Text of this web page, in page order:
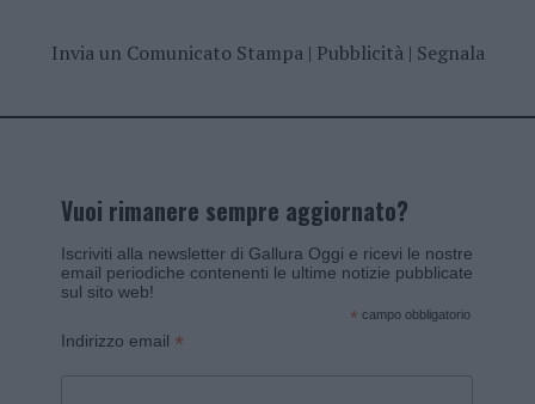
Invia un Comunicato Stampa| Pubblicità| Segnala
Vuoi rimanere sempre aggiornato?
Iscriviti alla newsletter di Gallura Oggi e ricevi le nostre
email periodiche contenenti le ultime notizie pubblicate
sul sito web!
* campo obbligatorio
Indirizzo email *